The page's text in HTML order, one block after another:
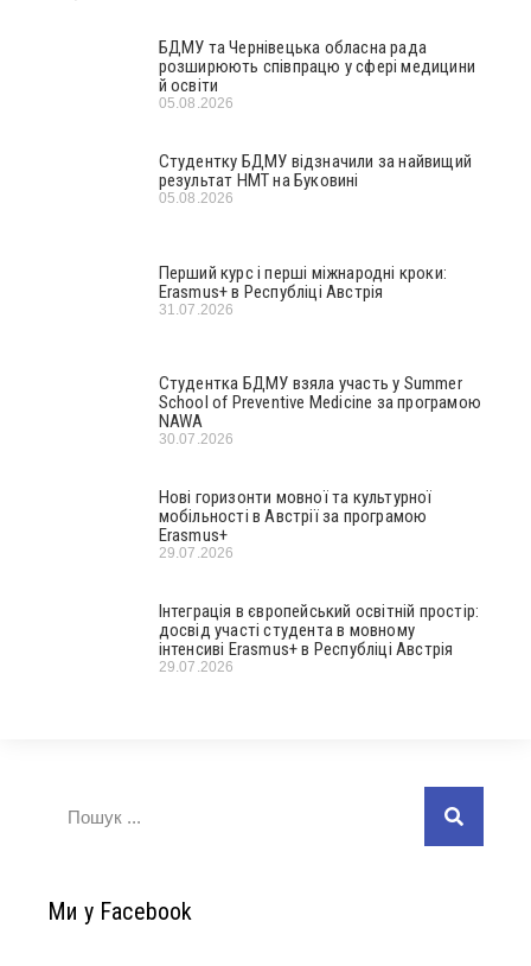
БДМУ та Чернівецька обласна рада
розширюють співпрацю у сфері медицини
й освіти
05.08.2026
Студентку БДМУ відзначили за найвищий
результат НМТ на Буковині
05.08.2026
Перший курс і перші міжнародні кроки:
Erasmus+ в Республіці Австрія
31.07.2026
Студентка БДМУ взяла участь у Summer
School of Preventive Medicine за програмою
NAWA
30.07.2026
Нові горизонти мовної та культурної
мобільності в Австрії за програмою
Erasmus+
29.07.2026
Інтеграція в європейський освітній простір:
досвід участі студента в мовному
інтенсиві Erasmus+ в Республіці Австрія
29.07.2026
Ми у Facebook